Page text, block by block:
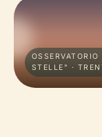
STELLE" ·